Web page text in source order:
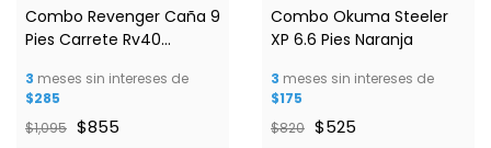
Combo Revenger Caña 9
Pies Carrete Rv40
3 meses sin intereses de
$285
$1,095 $855
Combo Okuma Steeler
XP 6.6 Pies Naranja
3 meses sin intereses de
$175
$820 $525